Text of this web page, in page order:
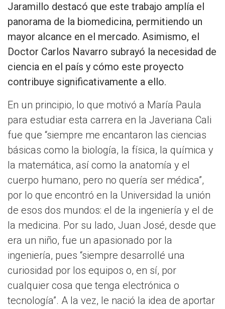
Jaramillo destacó que este trabajo amplía el
panorama de la biomedicina, permitiendo un
mayor alcance en el mercado. Asimismo, el
Doctor Carlos Navarro subrayó la necesidad de
ciencia en el país y cómo este proyecto
contribuye significativamente a ello.
En un principio, lo que motivó a María Paula
para estudiar esta carrera en la Javeriana Cali
fue que “siempre me encantaron las ciencias
básicas como la biología, la física, la química y
la matemática, así como la anatomía y el
cuerpo humano, pero no quería ser médica”,
por lo que encontró en la Universidad la unión
de esos dos mundos: el de la ingeniería y el de
la medicina. Por su lado, Juan José, desde que
era un niño, fue un apasionado por la
ingeniería, pues “siempre desarrollé una
curiosidad por los equipos o, en sí, por
cualquier cosa que tenga electrónica o
tecnología”. A la vez, le nació la idea de aportar